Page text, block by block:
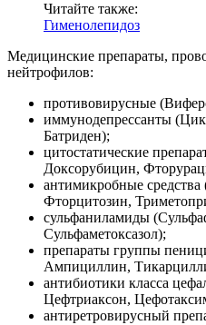
Читайте также:
Гименолепидоз
Медицинские препараты,
нейтрофилов:
противовирусные
иммунодепрессанты
Батриден);
цитостатические
Доксорубицин,
антимикробные
Фторцитозин,
сульфаниламиды
Сульфаметоксазол);
препараты группы
Ампициллин,
антибиотики класса
Цефтриаксон,
антиретровирусный